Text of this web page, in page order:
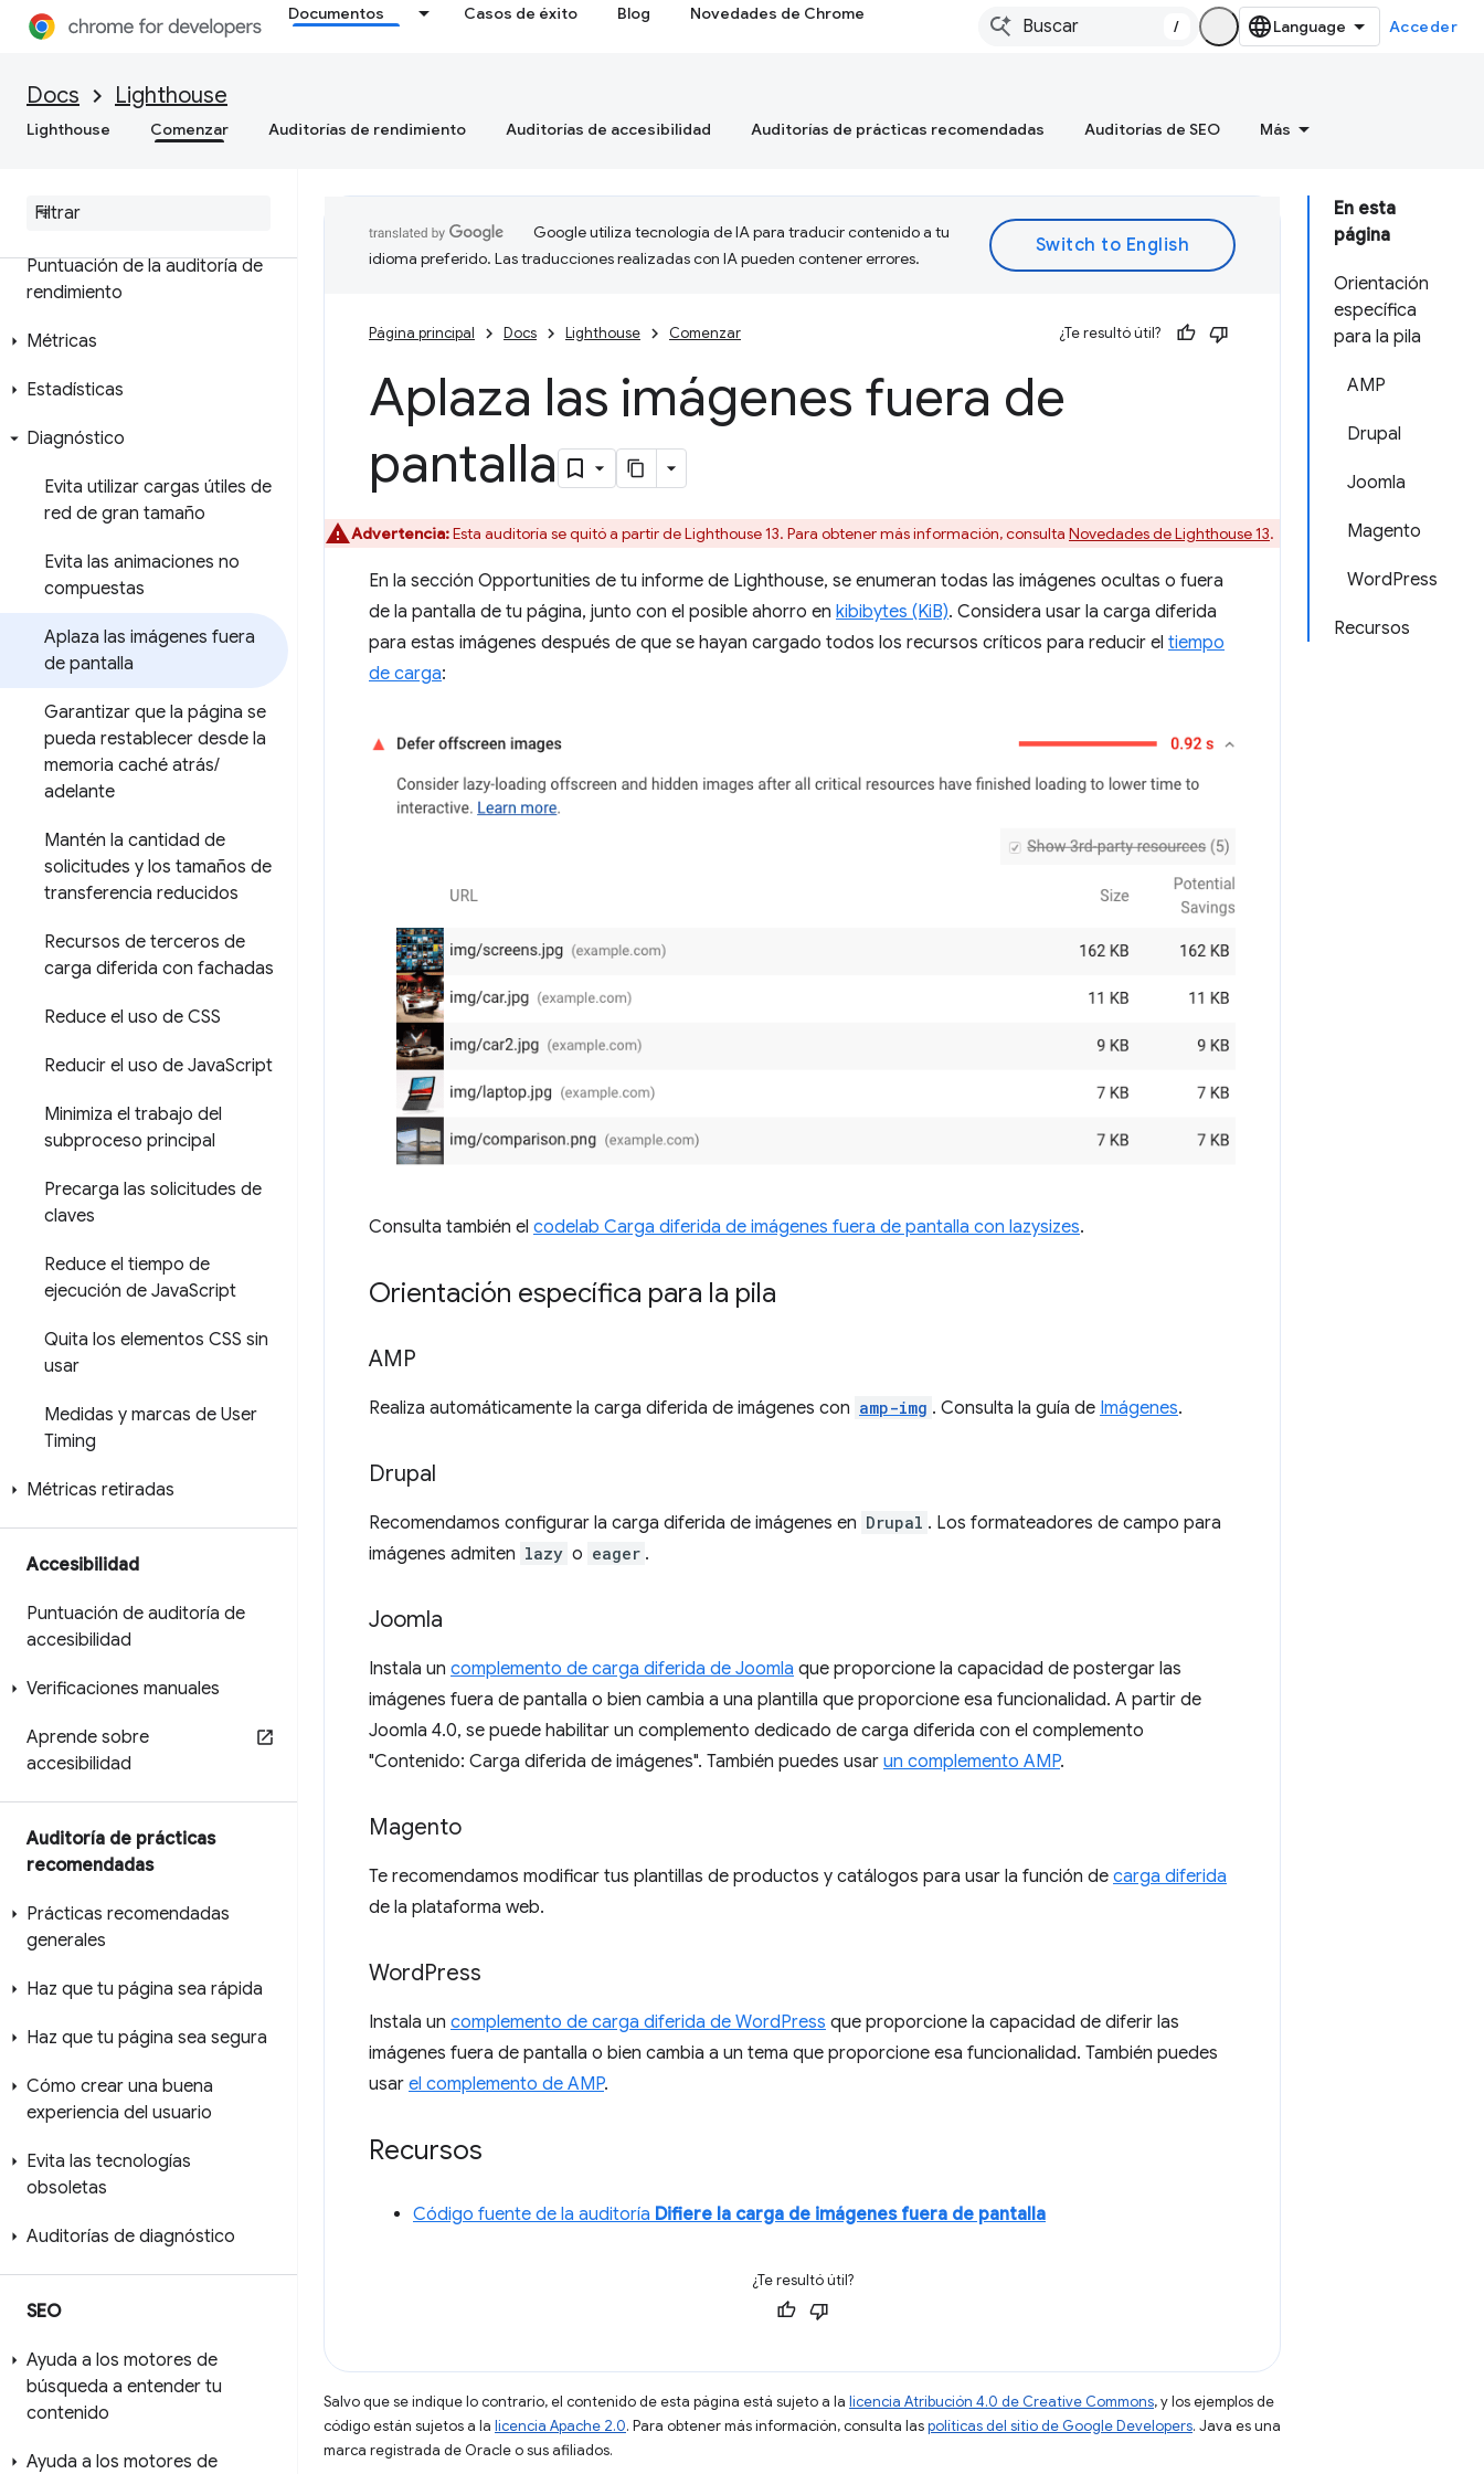
Documentos Casos de éxito Blog Novedades de Chrome
/ Acceder
Docs Lighthouse
Lighthouse Comenzar Auditorías de rendimiento Auditorías de accesibilidad Auditorías de prácticas recomendadas Auditorías de SEO Más
Descripción general
Rendimiento
Puntuación de la auditoría de
rendimiento
Métricas
Estadísticas
Diagnóstico
Evita utilizar cargas útiles de
red de gran tamaño
Evita las animaciones no
compuestas
Aplaza las imágenes fuera
de pantalla
Garantizar que la página se
pueda restablecer desde la
memoria caché atrás/
adelante
Mantén la cantidad de
solicitudes y los tamaños de
transferencia reducidos
Recursos de terceros de
carga diferida con fachadas
Reduce el uso de CSS
Reducir el uso de JavaScript
Minimiza el trabajo del
subproceso principal
Precarga las solicitudes de
claves
Reduce el tiempo de
ejecución de JavaScript
Quita los elementos CSS sin
usar
Medidas y marcas de User
Timing
Métricas retiradas
Accesibilidad
Puntuación de auditoría de
accesibilidad
Verificaciones manuales
Aprende sobre
accesibilidad
Auditoría de prácticas
recomendadas
Prácticas recomendadas
generales
Haz que tu página sea rápida
Haz que tu página sea segura
Cómo crear una buena
experiencia del usuario
Evita las tecnologías
obsoletas
Auditorías de diagnóstico
SEO
Ayuda a los motores de
búsqueda a entender tu
contenido
Ayuda a los motores de
En esta
página
Orientación
específica
para la pila
AMP
Drupal
Joomla
Magento
WordPress
Recursos
Google utiliza tecnología de IA para traducir contenido a tu
idioma preferido. Las traducciones realizadas con IA pueden contener errores.
Página principal Docs Lighthouse Comenzar ¿Te resultó útil?
Aplaza las imágenes fuera de
pantalla
Advertencia:Esta auditoría se quitó a partir de Lighthouse 13. Para obtener más información, consulta Novedades de Lighthouse 13.
En la sección Opportunities de tu informe de Lighthouse, se enumeran todas las imágenes ocultas o fuera
de la pantalla de tu página, junto con el posible ahorro en kibibytes (KiB). Considera usar la carga diferida
para estas imágenes después de que se hayan cargado todos los recursos críticos para reducir el tiempo
de carga:
Consulta también el codelab Carga diferida de imágenes fuera de pantalla con lazysizes.
Orientación específica para la pila
AMP
Realiza automáticamente la carga diferida de imágenes con amp-img . Consulta la guía de Imágenes.
Drupal
Recomendamos configurar la carga diferida de imágenes en Drupal . Los formateadores de campo para
imágenes admiten lazy o eager .
Joomla
Instala un complemento de carga diferida de Joomla que proporcione la capacidad de postergar las
imágenes fuera de pantalla o bien cambia a una plantilla que proporcione esa funcionalidad. A partir de
Joomla 4.0, se puede habilitar un complemento dedicado de carga diferida con el complemento
"Contenido: Carga diferida de imágenes". También puedes usar un complemento AMP.
Magento
Te recomendamos modificar tus plantillas de productos y catálogos para usar la función de carga diferida
de la plataforma web.
WordPress
Instala un complemento de carga diferida de WordPress que proporcione la capacidad de diferir las
imágenes fuera de pantalla o bien cambia a un tema que proporcione esa funcionalidad. También puedes
usar el complemento de AMP.
Recursos
Código fuente de la auditoría Difiere la carga de imágenes fuera de pantalla
¿Te resultó útil?
Salvo que se indique lo contrario, el contenido de esta página está sujeto a la licencia Atribución 4.0 de Creative Commons, y los ejemplos de
código están sujetos a la licencia Apache 2.0. Para obtener más información, consulta laspolíticas del sitio de Google Developers. Java es una
marca registrada de Oracle o sus afiliados.